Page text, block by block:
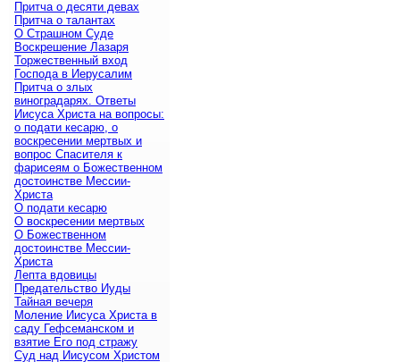
Притча о десяти девах
Притча о талантах
О Страшном Суде
Воскрешение Лазаря
Торжественный вход
Господа в Иерусалим
Притча о злых
виноградарях. Ответы
Иисуса Христа на вопросы:
о подати кесарю, о
воскресении мертвых и
вопрос Спасителя к
фарисеям о Божественном
достоинстве Мессии-
Христа
О подати кесарю
О воскресении мертвых
О Божественном
достоинстве Мессии-
Христа
Лепта вдовицы
Предательство Иуды
Тайная вечеря
Моление Иисуса Христа в
саду Гефсеманском и
взятие Его под стражу
Суд над Иисусом Христом